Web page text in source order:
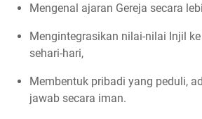
Mengenal ajaran Gereja secara
Mengintegrasikan nilai-nilai Injil
sehari-hari,
Membentuk pribadi yang peduli,
jawab secara iman.